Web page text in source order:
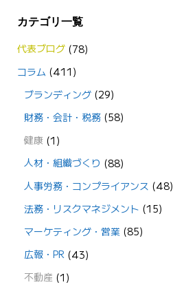
カテゴリ一覧
代表ブログ(78)
コラム (411)
ブランディング (29)
財務・会計・税務 (58)
健康 (1)
人材・組織づくり (88)
人事労務・コンプライアンス (48)
法務・リスクマネジメント (15)
マーケティング・営業 (85)
広報・PR (43)
不動産 (1)